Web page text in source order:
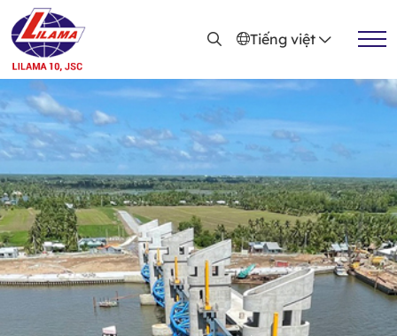
Nhảy đến nội dung
Tiếng việt
Thông báo
Báo cáo tài chính
Báo cáo thường niên
Tài liệu ĐHCĐ